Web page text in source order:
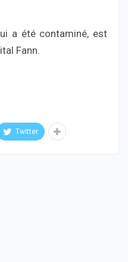
a été contaminé, est
Fann.
Twitter